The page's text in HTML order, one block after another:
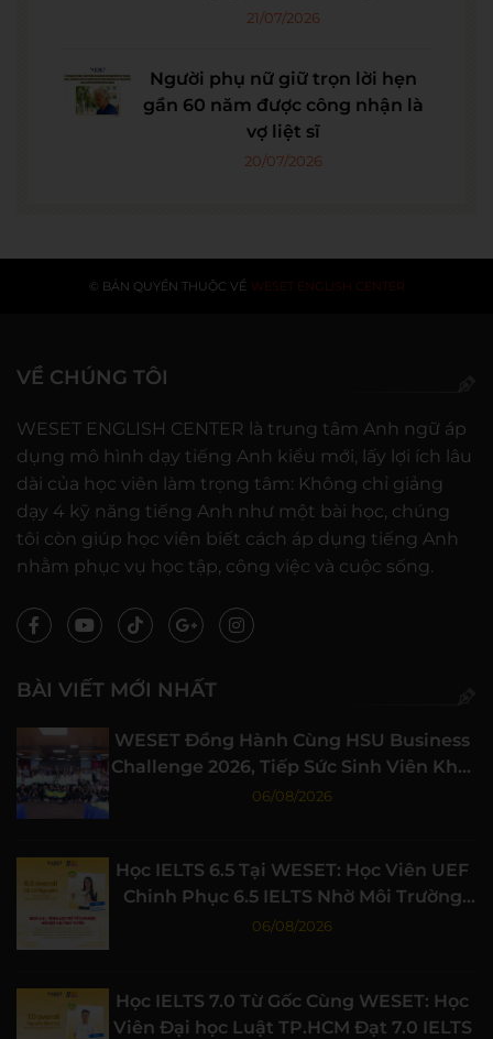
21/07/2026
Người phụ nữ giữ trọn lời hẹn
gần 60 năm được công nhận là
vợ liệt sĩ
20/07/2026
© BẢN QUYỀN THUỘC VỀ WESET ENGLISH CENTER
VỀ CHÚNG TÔI
WESET ENGLISH CENTER là trung tâm Anh ngữ áp
dụng mô hình dạy tiếng Anh kiểu mới, lấy lợi ích lâu
dài của học viên làm trọng tâm: Không chỉ giảng
dạy 4 kỹ năng tiếng Anh như một bài học, chúng
tôi còn giúp học viên biết cách áp dụng tiếng Anh
nhằm phục vụ học tập, công việc và cuộc sống.
BÀI VIẾT MỚI NHẤT
WESET Đồng Hành Cùng HSU Business
Challenge 2026, Tiếp Sức Sinh Viên Khởi
Nghiệp
06/08/2026
Học IELTS 6.5 Tại WESET: Học Viên UEF
Chinh Phục 6.5 IELTS Nhờ Môi Trường
Học Tập Chất Lượng
06/08/2026
Học IELTS 7.0 Từ Gốc Cùng WESET: Học
Viên Đại học Luật TP.HCM Đạt 7.0 IELTS